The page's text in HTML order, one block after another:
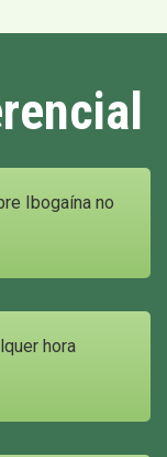
Ibogaína no
hora